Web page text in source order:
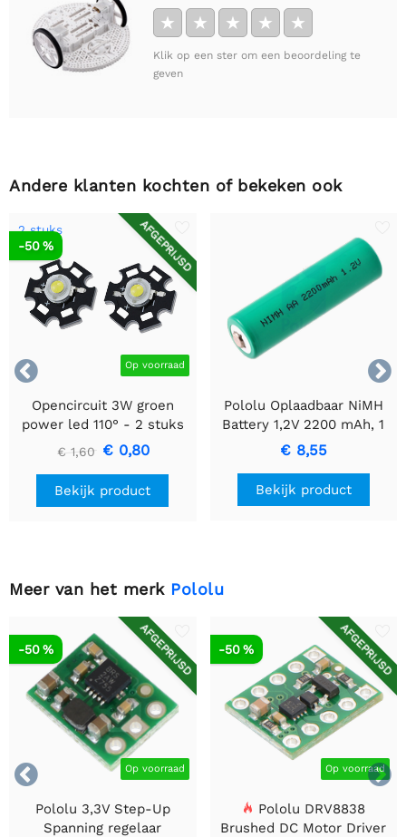
★ ★ ★ ★ ★
Klik op een ster om een beoordeling te
geven
Andere klanten kochten of bekeken ook


AFGEPRIJSD
2 stuks
Op voorraad
-50 %
Opencircuit 3W groen
power led 110° - 2 stuks
€ 1,60 € 0,80
Bekijk product
Pololu Oplaadbaar NiMH
Battery 1,2V 2200 mAh, 1
AA Cell, JR Connector
€ 8,55
Bekijk product
Meer van het merk Pololu


AFGEPRIJSD
Op voorraad
-50 %
Pololu 3,3V Step-Up
Spanning regelaar
AFGEPRIJSD
Op voorraad
-50 %
Pololu DRV8838
Brushed DC Motor Driver